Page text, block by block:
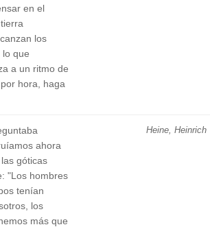
en el
los
lo que
a un ritmo de
hora, haga
Heine, Heinrich
ahora
góticas
"Los hombres
tenían
los
más que